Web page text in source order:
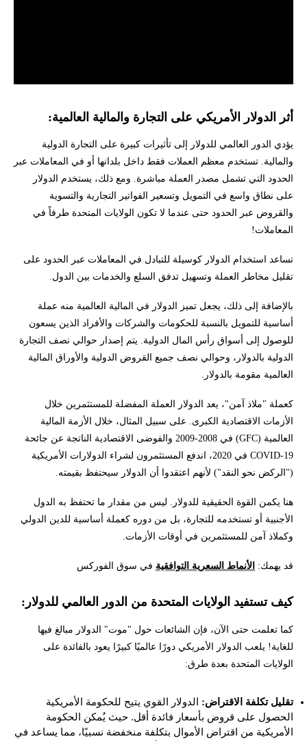
أثر الدولار الأمريكي على التجارة والمالية العالمية:
يؤدي الدور العالمي للدولار إلى تأثيرات كبيرة على التجارة الدولية
والمالية. تستخدم معظم العملات فقط داخل بلدانها أو في المعاملات عبر
الحدود التي تشمل مصدر العملة مباشرة. ومع ذلك، يستخدم الدولار
على نطاق واسع في التمويل وتسعير الفواتير التجارية والتسوية
والقروض عبر الحدود حتى عندما لا تكون الولايات المتحدة طرفاً في
المعاملات!
تساعد استخدام الدولار كوسيلة للتبادل في المعاملات عبر الحدود على
تقليل مخاطر العملة وتسهيل تدفق السلع والخدمات بين الدول.
بالإضافة إلى ذلك، يجعل تميز الدولار في المالية العالمية منه عملة
أساسية للتمويل بالنسبة للحكومات والشركات والأفراد الذين يسعون
للوصول إلى أسواق رأس المال الدولية. يتم إصدار حوالي نصف التجارة
الدولية بالدولار، وحوالي نصف جميع القروض الدولية والأوراق المالية
العالمية مقومة بالدولار.
كعملة "ملاذ آمن"، يعد الدولار العملة المفضلة للمستثمرين خلال
الأزمات الاقتصادية الكبرى. على سبيل المثال، خلال الأزمة المالية
العالمية (GFC) في 2008-2009 والفوضى الاقتصادية الناتجة عن جائحة
COVID-19 في 2020، اندفع المستثمرون لشراء الدولارات الأمريكية
("الركض نحو النقد") لأنهم اعتقدوا أن الدولار سيحتفظ بقيمته.
هنا يكمن القوة الحقيقية للدولار. ليس من مقدار ما تحتفظ به الدول
الأجنبية أو تستخدمه للتجارة، بل من دوره كعملة أساسية للدين الدولي
وكملاذ آمن للمستثمرين في أوقات الأزمات.
قد يهمك: الأنماط السعرية التوافقية في سوق الفوركس
كيف تستفيد الولايات المتحدة من الدور العالمي للدولار:
كما تعلمت حتى الآن، فإن الشائعات حول "موت" الدولار مبالغ فيها
للغاية! يلعب الدولار الأمريكي دورًا عالميًا كبيرًا يعود بالفائدة على
الولايات المتحدة بعدة طرق:
تقليل تكلفة الاقتراض: الدولار القوي يتيح للحكومة الأمريكية
الحصول على قروض بأسعار فائدة أقل. حيث يُمكن الحكومة
الأمريكية من اقتراض الأموال بتكلفة منخفضة نسبيًا، مما يساعد في